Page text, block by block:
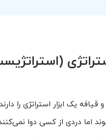
قیافه یک ابزار استراتژی را
اما دردی از کسی دوا